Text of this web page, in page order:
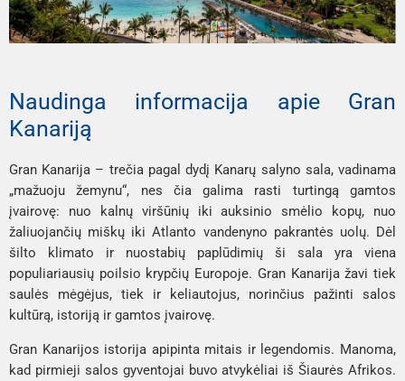
Naudinga informacija apie Gran
Kanariją
Gran Kanarija – trečia pagal dydį Kanarų salyno sala, vadinama
„mažuoju žemynu“, nes čia galima rasti turtingą gamtos
įvairovę: nuo kalnų viršūnių iki auksinio smėlio kopų, nuo
žaliuojančių miškų iki Atlanto vandenyno pakrantės uolų. Dėl
šilto klimato ir nuostabių paplūdimių ši sala yra viena
populiariausių poilsio krypčių Europoje. Gran Kanarija žavi tiek
saulės mėgėjus, tiek ir keliautojus, norinčius pažinti salos
kultūrą, istoriją ir gamtos įvairovę.
Gran Kanarijos istorija apipinta mitais ir legendomis. Manoma,
kad pirmieji salos gyventojai buvo atvykėliai iš Šiaurės Afrikos.